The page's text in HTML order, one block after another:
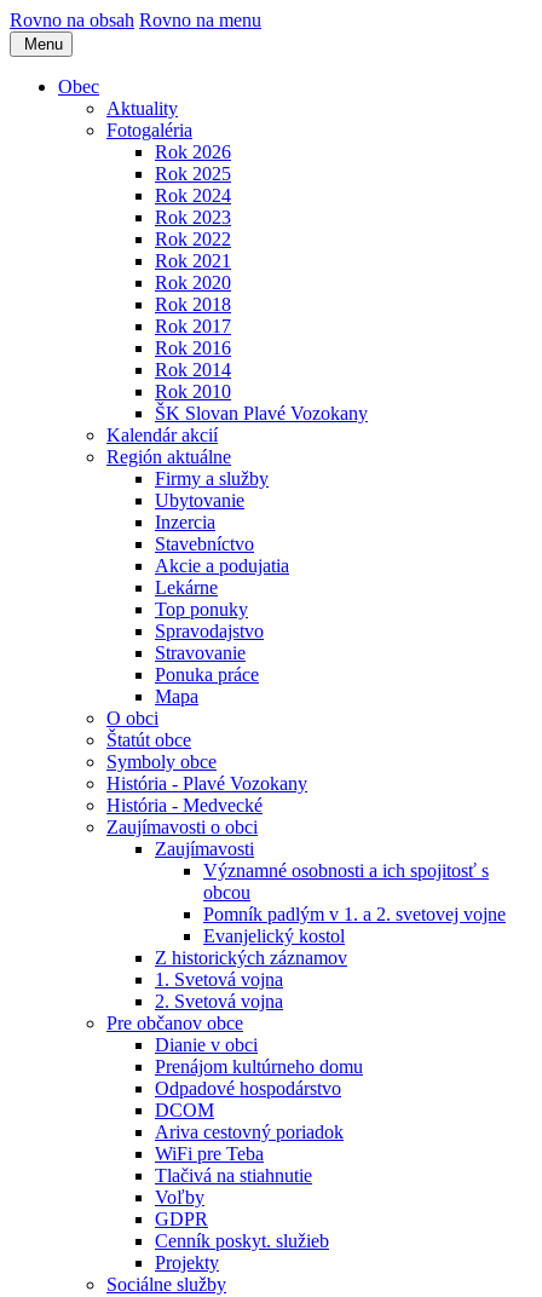
Rovno na obsah Rovno na menu
Menu
Obec
Aktuality
Fotogaléria
Rok 2026
Rok 2025
Rok 2024
Rok 2023
Rok 2022
Rok 2021
Rok 2020
Rok 2018
Rok 2017
Rok 2016
Rok 2014
Rok 2010
ŠK Slovan Plavé Vozokany
Kalendár akcií
Región aktuálne
Firmy a služby
Ubytovanie
Inzercia
Stavebníctvo
Akcie a podujatia
Lekárne
Top ponuky
Spravodajstvo
Stravovanie
Ponuka práce
Mapa
O obci
Štatút obce
Symboly obce
História - Plavé Vozokany
História - Medvecké
Zaujímavosti o obci
Zaujímavosti
Významné osobnosti a ich spojitosť s
obcou
Pomník padlým v 1. a 2. svetovej vojne
Evanjelický kostol
Z historických záznamov
1. Svetová vojna
2. Svetová vojna
Pre občanov obce
Dianie v obci
Prenájom kultúrneho domu
Odpadové hospodárstvo
DCOM
Ariva cestovný poriadok
WiFi pre Teba
Tlačivá na stiahnutie
Voľby
GDPR
Cenník poskyt. služieb
Projekty
Sociálne služby